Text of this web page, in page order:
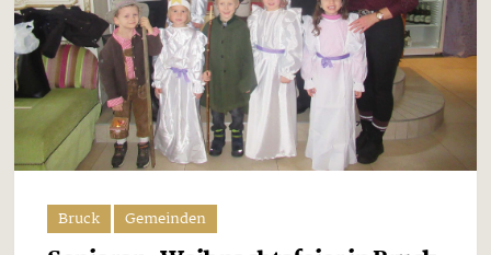
Bruck Gemeinden